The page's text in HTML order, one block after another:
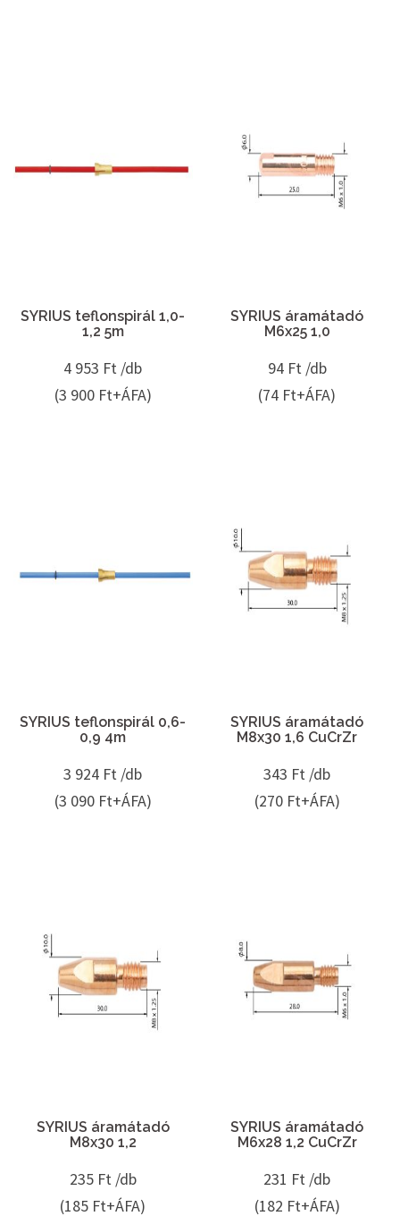
SYRIUS teflonspirál 1,0-
1,2 5m
4 953 Ft /db
(3 900 Ft+ÁFA)
SYRIUS áramátadó
M6x25 1,0
94 Ft /db
(74 Ft+ÁFA)
SYRIUS teflonspirál 0,6-
0,9 4m
3 924 Ft /db
(3 090 Ft+ÁFA)
SYRIUS áramátadó
M8x30 1,6 CuCrZr
343 Ft /db
(270 Ft+ÁFA)
SYRIUS áramátadó
M8x30 1,2
235 Ft /db
(185 Ft+ÁFA)
SYRIUS áramátadó
M6x28 1,2 CuCrZr
231 Ft /db
(182 Ft+ÁFA)